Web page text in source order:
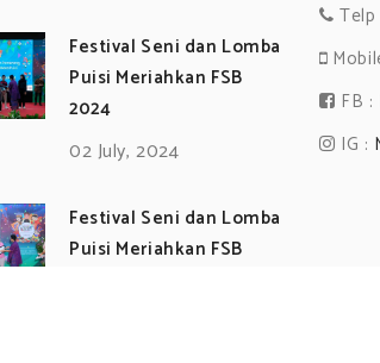
Festival Seni dan Lomba
Puisi Meriahkan FSB
2024
02 July, 2024
Festival Seni dan Lomba
Puisi Meriahkan FSB
FB :
IG :